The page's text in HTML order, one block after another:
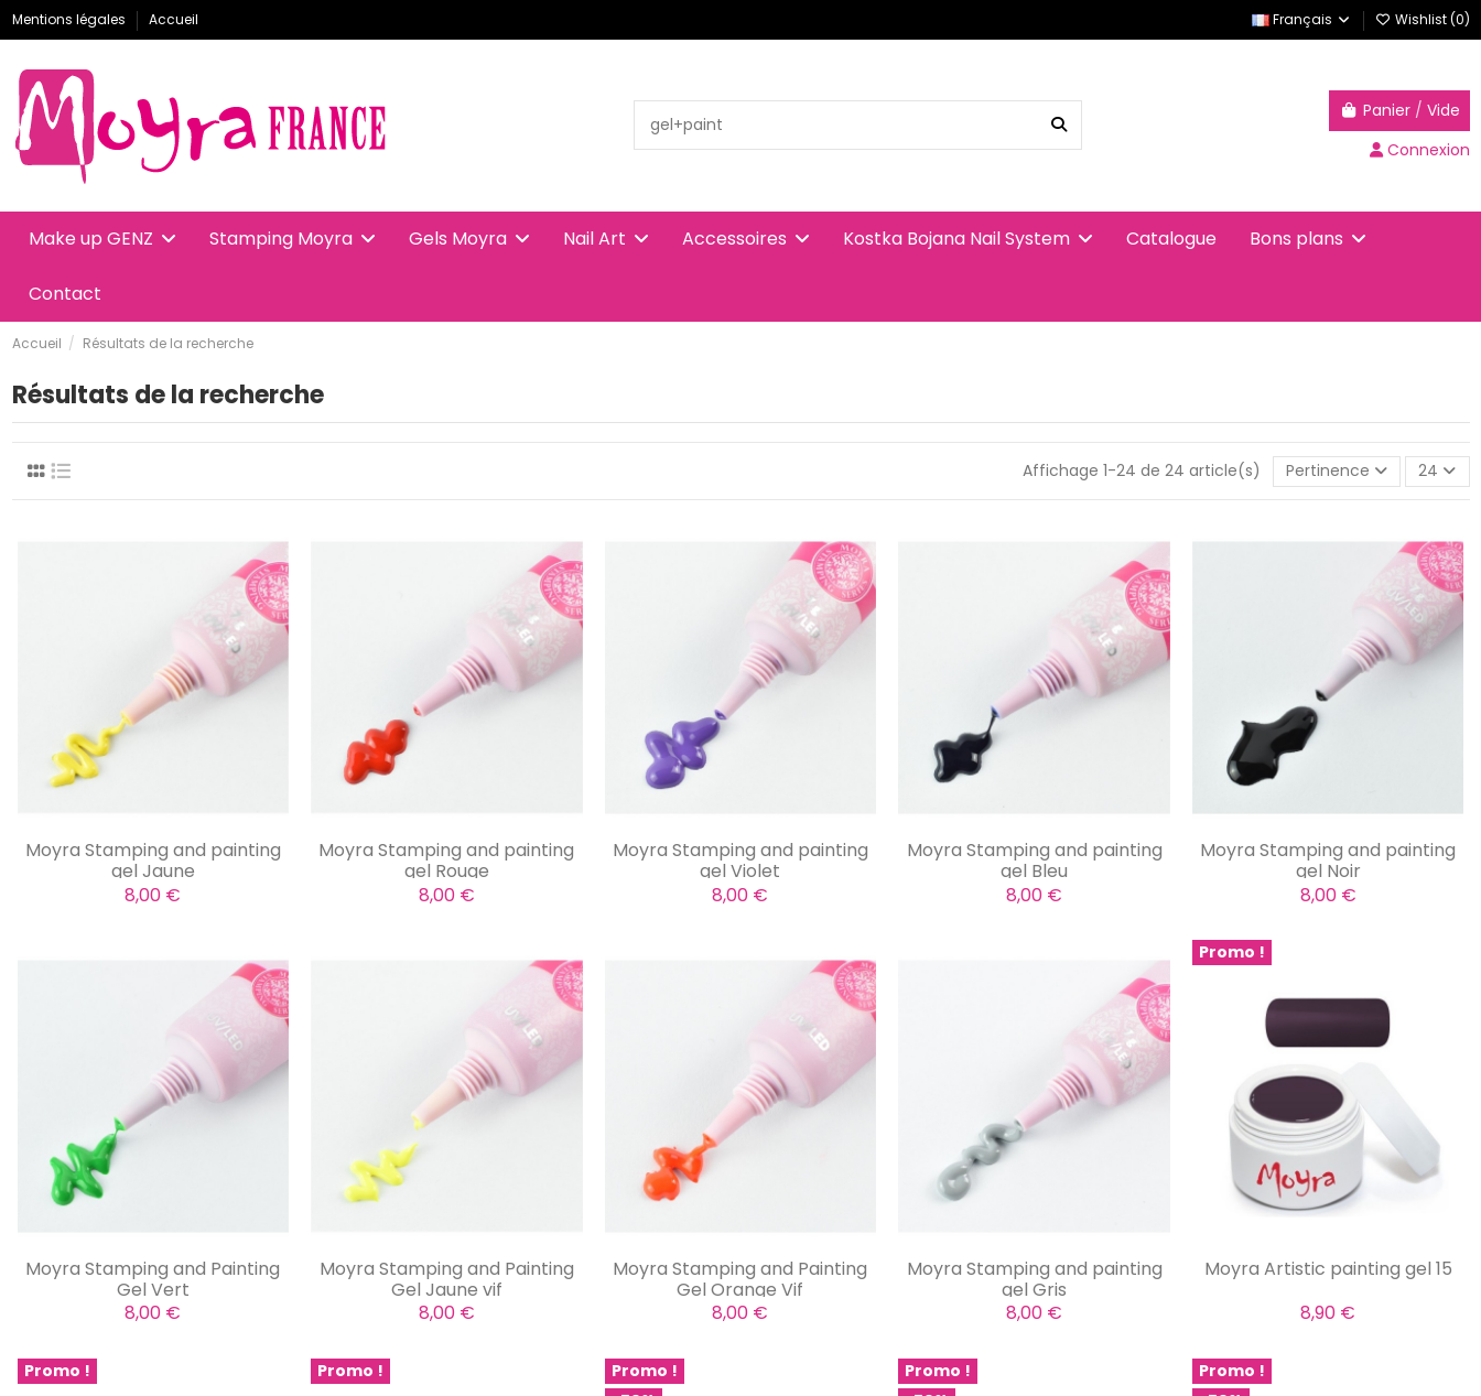
Mentions légales Accueil Français Wishlist (0)
Panier / Vide
Connexion
Make up GENZ Stamping Moyra Gels Moyra Nail Art Accessoires Kostka Bojana Nail System Catalogue Bons plans
Contact
Accueil Résultats de la recherche
Résultats de la recherche
Affichage 1-24 de 24 article(s) Pertinence 24
Moyra Stamping and painting
gel Jaune
8,00 €
Moyra Stamping and painting
gel Rouge
8,00 €
Moyra Stamping and painting
gel Violet
8,00 €
Moyra Stamping and painting
gel Bleu
8,00 €
Moyra Stamping and painting
gel Noir
8,00 €
Moyra Stamping and Painting
Gel Vert
8,00 €
Moyra Stamping and Painting
Gel Jaune vif
8,00 €
Moyra Stamping and Painting
Gel Orange Vif
8,00 €
Moyra Stamping and painting
gel Gris
8,00 €
Promo !
Moyra Artistic painting gel 15
8,90 €
Promo ! Promo !
Promo !
Promo !
Promo !